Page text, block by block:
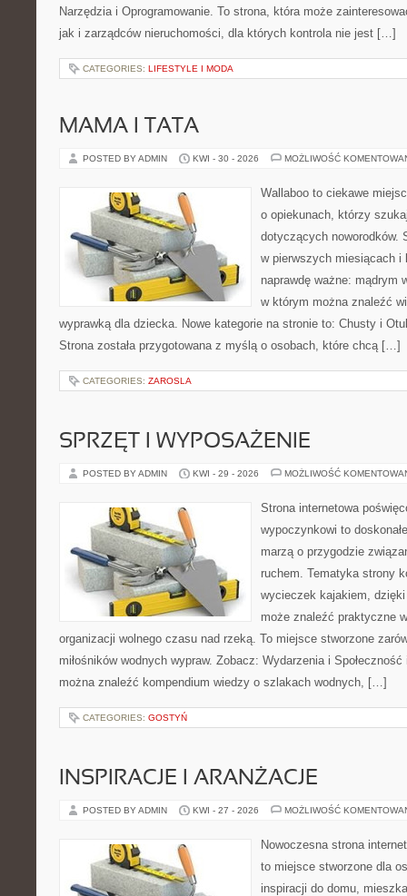
Narzędzia i Oprogramowanie. To strona, która może
jak i zarządców nieruchomości, dla których kontrola nie jest […]
CATEGORIES: LIFESTYLE I MODA
MAMA I TATA
POSTED BY ADMIN KWI - 30 - 2026 MOŻLIWOŚĆ
Wallaboo to ciekawe
o opiekunach, którzy
dotyczących noworodków.
w pierwszych miesiącach
naprawdę ważne: mądrym
w którym można znaleźć
wyprawką dla dziecka. Nowe kategorie na stronie to: Chusty i
Strona została przygotowana z myślą o osobach, które chcą […]
CATEGORIES: ZAROSLA
SPRZĘT I WYPOSAŻENIE
POSTED BY ADMIN KWI - 29 - 2026 MOŻLIWOŚĆ
Strona internetowa
wypoczynkowi to
marzą o przygodzie
ruchem. Tematyka strony
wycieczek kajakiem,
może znaleźć praktyczne
organizacji wolnego czasu nad rzeką. To miejsce stworzone
miłośników wodnych wypraw. Zobacz: Wydarzenia i
można znaleźć kompendium wiedzy o szlakach wodnych, […]
CATEGORIES: GOSTYŃ
INSPIRACJE I ARANŻACJE
POSTED BY ADMIN KWI - 27 - 2026 MOŻLIWOŚĆ
Nowoczesna strona
to miejsce stworzone dla
inspiracji do domu,